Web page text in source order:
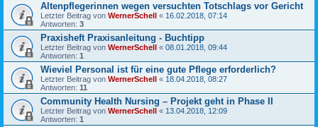
Altenpflegerinnen wegen versuchten Totschlags vor Gericht
Letzter Beitrag von WernerSchell « 16.02.2018, 07:14
Antworten: 3
Praxisheft Praxisanleitung - Buchtipp
Letzter Beitrag von WernerSchell « 08.01.2018, 09:44
Antworten: 1
Wieviel Personal ist für eine gute Pflege erforderlich?
Letzter Beitrag von WernerSchell « 18.04.2018, 08:27
Antworten: 11
Community Health Nursing – Projekt geht in Phase II
Letzter Beitrag von WernerSchell « 13.04.2018, 12:09
Antworten: 1